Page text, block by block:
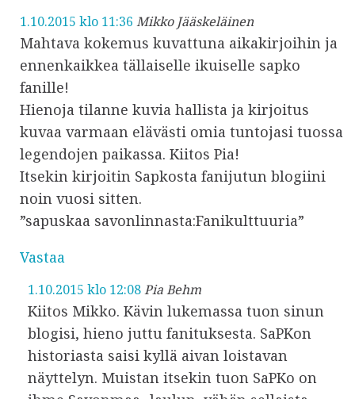
1.10.2015 klo 11:36 Mikko Jääskeläinen
Mahtava kokemus kuvattuna aikakirjoihin ja
ennenkaikkea tällaiselle ikuiselle sapko
fanille!
Hienoja tilanne kuvia hallista ja kirjoitus
kuvaa varmaan elävästi omia tuntojasi tuossa
legendojen paikassa. Kiitos Pia!
Itsekin kirjoitin Sapkosta fanijutun blogiini
noin vuosi sitten.
”sapuskaa savonlinnasta:Fanikulttuuria”
Vastaa
1.10.2015 klo 12:08Pia Behm
Kiitos Mikko. Kävin lukemassa tuon sinun
blogisi, hieno juttu fanituksesta. SaPKon
historiasta saisi kyllä aivan loistavan
näyttelyn. Muistan itsekin tuon SaPKo on